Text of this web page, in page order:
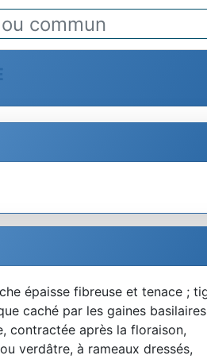
épaisse fibreuse et tenace ;
caché par les gaines
contractée après la floraison,
verdâtre, à rameaux dressés,